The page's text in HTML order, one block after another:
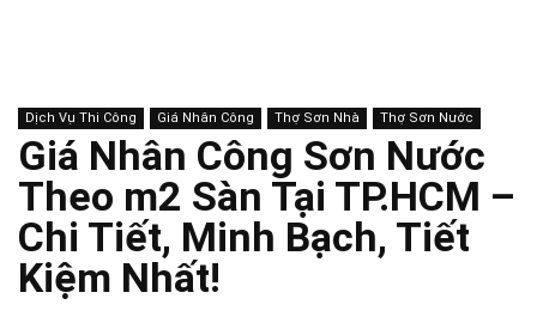
Dịch Vụ Thi Công Giá Nhân Công Thợ Sơn Nhà Thợ Sơn Nước
Giá Nhân Công Sơn Nước
Theo m2 Sàn Tại TP.HCM –
Chi Tiết, Minh Bạch, Tiết
Kiệm Nhất!